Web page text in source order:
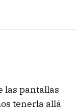
las pantallas
tenerla allá